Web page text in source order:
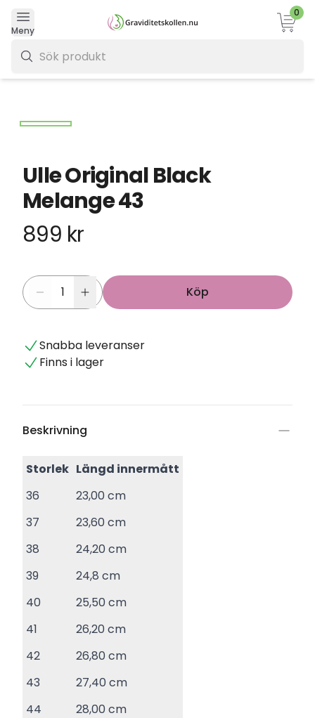
Meny
0
Ulle Original Black
Melange 43
899 kr
Köp
Snabba leveranser
Finns i lager
Beskrivning
Storlek Längd innermått
36
23,00 cm
37
23,60 cm
38
24,20 cm
39
24,8 cm
40
25,50 cm
41
26,20 cm
42
26,80 cm
43
27,40 cm
44
28,00 cm